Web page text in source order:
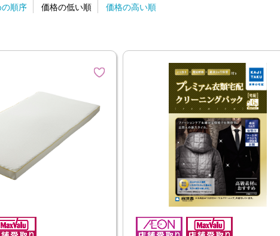
順序 価格の低い順 価格の高い順